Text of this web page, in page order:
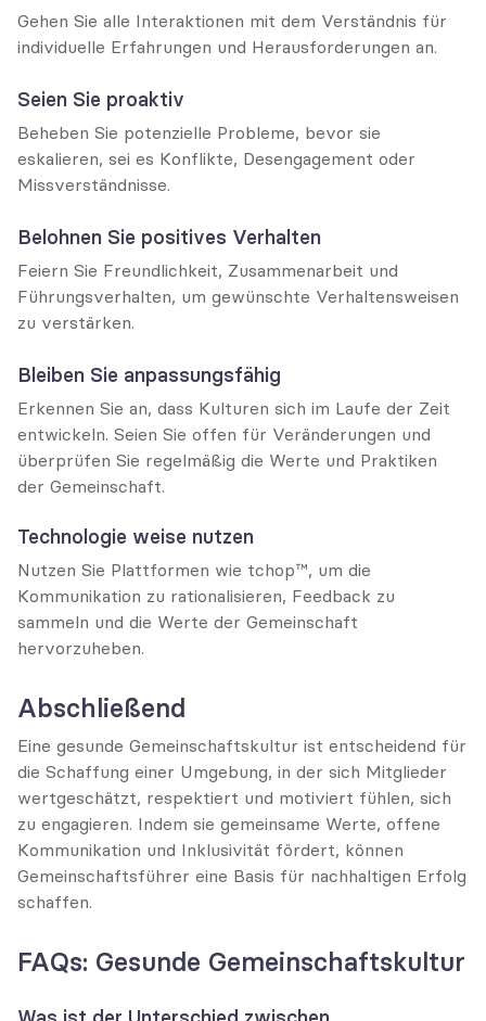
Gehen Sie alle Interaktionen mit dem Verständnis für
individuelle Erfahrungen und Herausforderungen an.
Seien Sie proaktiv
Beheben Sie potenzielle Probleme, bevor sie
eskalieren, sei es Konflikte, Desengagement oder
Missverständnisse.
Belohnen Sie positives Verhalten
Feiern Sie Freundlichkeit, Zusammenarbeit und
Führungsverhalten, um gewünschte Verhaltensweisen
zu verstärken.
Bleiben Sie anpassungsfähig
Erkennen Sie an, dass Kulturen sich im Laufe der Zeit
entwickeln. Seien Sie offen für Veränderungen und
überprüfen Sie regelmäßig die Werte und Praktiken
der Gemeinschaft.
Technologie weise nutzen
Nutzen Sie Plattformen wie tchop™, um die
Kommunikation zu rationalisieren, Feedback zu
sammeln und die Werte der Gemeinschaft
hervorzuheben.
Abschließend
Eine gesunde Gemeinschaftskultur ist entscheidend für
die Schaffung einer Umgebung, in der sich Mitglieder
wertgeschätzt, respektiert und motiviert fühlen, sich
zu engagieren. Indem sie gemeinsame Werte, offene
Kommunikation und Inklusivität fördert, können
Gemeinschaftsführer eine Basis für nachhaltigen Erfolg
schaffen.
FAQs: Gesunde Gemeinschaftskultur